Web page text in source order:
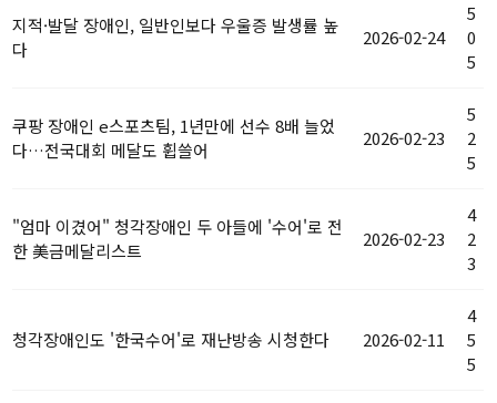
지적·발달 장애인, 일반인보다 우울증 발생률 높
다
2026-02-24
5
0
5
쿠팡 장애인 e스포츠팀, 1년만에 선수 8배 늘었
다…전국대회 메달도 휩쓸어
2026-02-23
5
2
5
"엄마 이겼어" 청각장애인 두 아들에 '수어'로 전
한 美금메달리스트
2026-02-23
4
2
3
청각장애인도 '한국수어'로 재난방송 시청한다 2026-02-11
4
5
5